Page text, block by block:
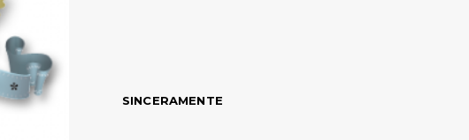
SINCERAMENTE